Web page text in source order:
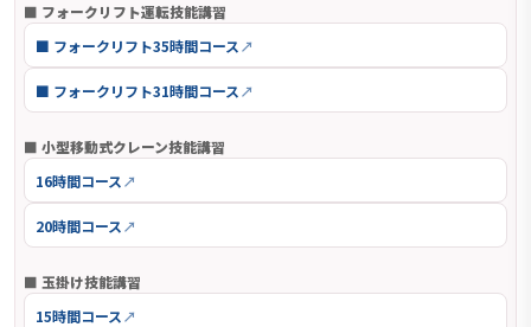
■ フォークリフト運転技能講習
■ フォークリフト35時間コース
■ フォークリフト31時間コース
■ 小型移動式クレーン技能講習
16時間コース
20時間コース
■ 玉掛け技能講習
15時間コース